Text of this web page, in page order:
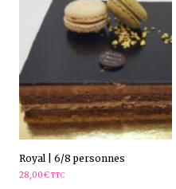
Royal | 6/8 personnes
28,00€ TTC